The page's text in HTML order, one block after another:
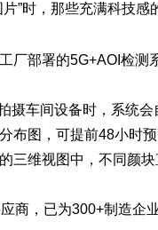
”时，那些充满科技
厂部署的5G+AOI检
摄车间设备时，系统
布图，可提前48小时
三维视图中，不同颜
商，已为300+制造企